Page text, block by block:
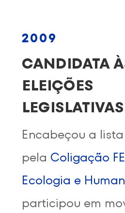
2009
CANDIDATA
ELEIÇÕES
Encabeçou a
pela Coligação
Ecologia e
participou em